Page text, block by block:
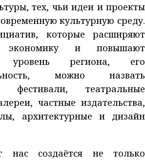
тех, чьи идеи и проекты
культурную среду.
которые расширяют
экономику и повышают
уровень региона, его
можно назвать
фестивали, театральные
частные издательства,
архитектурные и дизайн
нас создаётся не только